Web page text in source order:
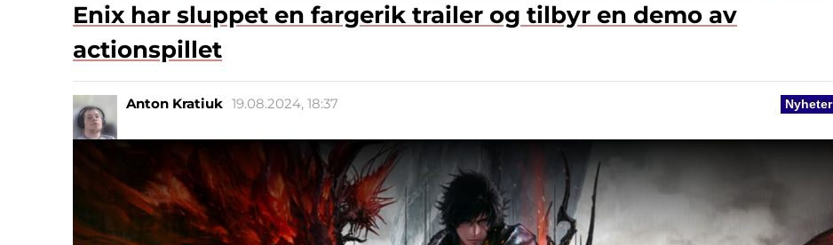
Enix har sluppet en fargerik trailer og tilbyr en demo av
actionspillet
Nyheter
Anton Kratiuk 19.08.2024, 18:37